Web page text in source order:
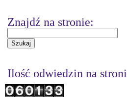
Znajdź na stronie:
Ilość odwiedzin na